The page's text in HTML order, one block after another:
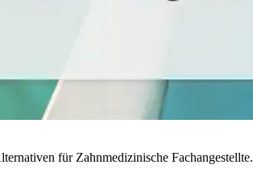
für Zahnmedizinische Fachangestellte.